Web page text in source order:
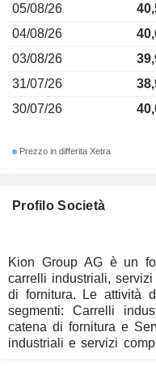
Profilo Società
Kion Group AG è un
carrelli industriali,
di fornitura. Le attività
segmenti: Carrelli
catena di fornitura e
industriali e servizi
05/08/26
04/08/26
03/08/26
31/07/26
30/07/26
Prezzo in differita Xetra